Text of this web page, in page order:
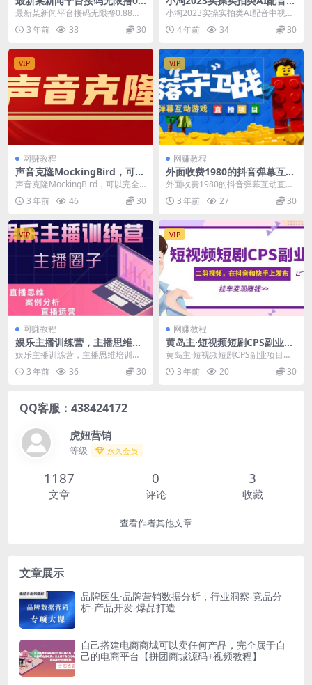
8元，提现秒到账【详细玩法
教程】
最新某新闻平台接码无限撸0.88
元，提现秒到账【详细玩法教程】
当前项目为限时活...
3 年前 38 30
视频项目，一个账号每天大概
50+左右，长期稳定
小淘2023实操实拍类AI配音中视频
项目，一个账号每天大概50+左
右，长期稳定 ...
4 年前 34 30
VIP
网赚教程
声音克隆MockingBird，可以
完全模拟某个人的声音
声音克隆MockingBird，可以完全
模拟某个人的声音 大家应该都知道
声音克隆...
3 年前 46 30
VIP
网赚教程
外面收费1980的抖音弹幕互动
直播最强弹珠，抖音报白，实
外面收费1980的抖音弹幕互动直播
最强弹珠，抖音报白，实时互动直
播【软件+教程】...
3 年前 27 30
VIP
网赚教程
娱乐主播训练营，主播思维培
训，直播思维+案例分析+直播
运营
娱乐主播训练营，主播思维培训，
直播思维+案例分析+直播运营 本课
程无冒泡网赚水印...
3 年前 36 30
VIP
网赚教程
黄岛主·短视频短剧CPS副业项
目：二剪视频在抖音和快手上
发布，挂车变现
黄岛主·短视频短剧CPS副业项目：
二剪视频在抖音和快手上发布，挂
车变现 项目介绍...
3 年前 20 30
QQ客服：438424172
虎妞营销
等级 永久会员
1187
文章
0
评论
3
收藏
查看作者其他文章
文章展示
品牌医生·品牌营销数据分析，行业洞察-竞品分
析-产品开发-爆品打造
自己搭建电商商城可以卖任何产品，完全属于自
己的电商平台【拼团商城源码+视频教程】